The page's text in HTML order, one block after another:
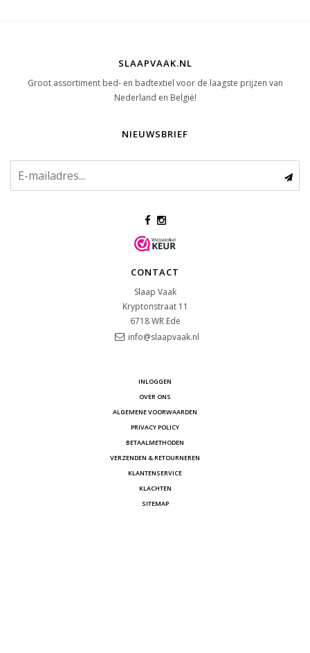
SLAAPVAAK.NL
Groot assortiment bed- en badtextiel voor de laagste prijzen van
Nederland en België!
NIEUWSBRIEF
CONTACT
Slaap Vaak
Kryptonstraat 11
6718 WR Ede
info@slaapvaak.nl
INLOGGEN
OVER ONS
ALGEMENE VOORWAARDEN
PRIVACY POLICY
BETAALMETHODEN
VERZENDEN & RETOURNEREN
KLANTENSERVICE
KLACHTEN
SITEMAP